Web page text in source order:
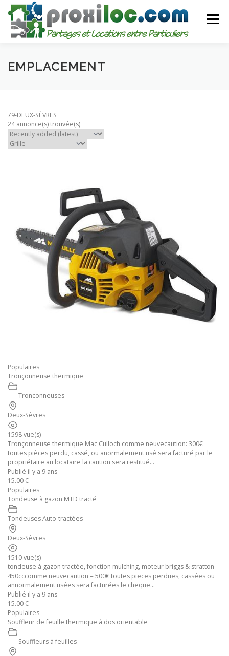
Aller
contenu
Menu
CATEGORIES AJOUTER UNE ANNONCE
EMPLACEMENT
79-DEUX-SÈVRES
24 annonce(s) trouvée(s)
Populaires
Tronçonneuse thermique
- - - Tronconneuses
Deux-Sèvres
1598 vue(s)
Tronçonneuse thermique Mac Culloch comme neuvecaution: 300€
toutes pièces perdu, cassé, ou anormalement usé sera facturé par le
propriétaire au locataire la caution sera restitué...
Publié il y a 9 ans
15.00 €
Populaires
Tondeuse à gazon MTD tracté
Tondeuses Auto-tractées
Deux-Sèvres
1510 vue(s)
tondeuse à gazon tractée, fonction mulching, moteur briggs & stratton
450cccomme neuvecaution = 500€ toutes pieces perdues, cassées ou
annormalement usées sera facturées le cheque...
Publié il y a 9 ans
15.00 €
Populaires
Souffleur de feuille thermique à dos orientable
- - - Souffleurs à feuilles